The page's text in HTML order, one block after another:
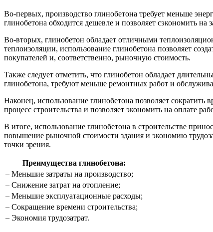
Во-первых, производство глинобетона требует меньше
глинобетона обходится дешевле и позволяет сэкономить на
Во-вторых, глинобетон обладает отличными
теплоизоляции, использование глинобетона позволяет
покупателей и, соответственно, рыночную стоимость.
Также следует отметить, что глинобетон обладает
глинобетона, требуют меньше ремонтных работ и
Наконец, использование глинобетона позволяет сократить
процесс строительства и позволяет экономить на оплате
В итоге, использование глинобетона в строительстве
повышение рыночной стоимости здания и экономию
точки зрения.
Преимущества глинобетона:
– Меньшие затраты на производство;
– Снижение затрат на отопление;
– Меньшие эксплуатационные расходы;
– Сокращение времени строительства;
– Экономия трудозатрат.